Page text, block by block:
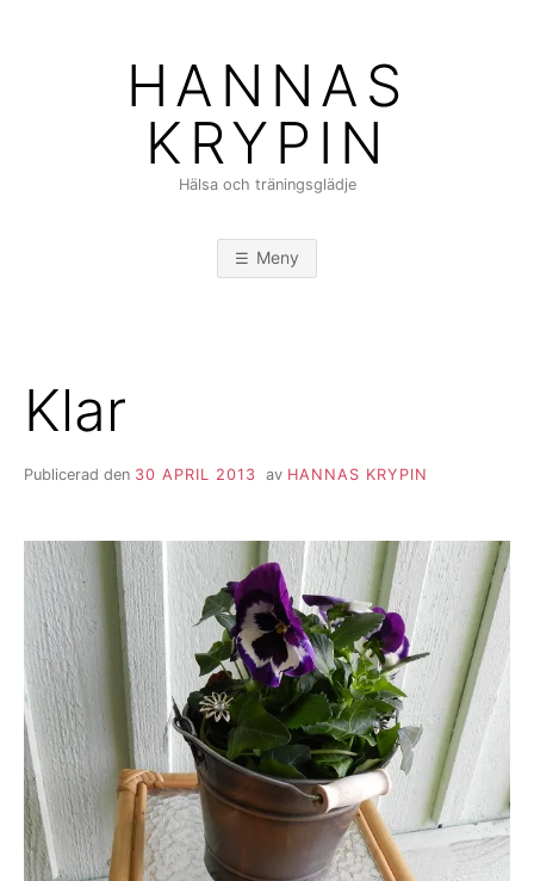
HANNAS
KRYPIN
Hälsa och träningsglädje
Meny
Klar
Publicerad den 30 APRIL 2013 av HANNAS KRYPIN